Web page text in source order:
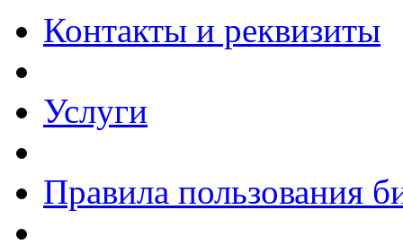
Контакты и реквизиты
Услуги
Правила пользования